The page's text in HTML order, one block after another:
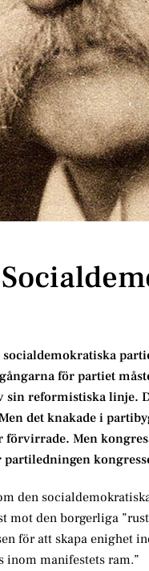
för partiet
reformistiska linje.
det knakade i
Men
partiledningen
den
mot den borgerliga
för att skapa enighet
manifestets ram.”